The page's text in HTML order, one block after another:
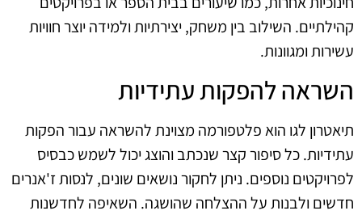
קהילתיים. השילוב בין משחק, יצירתיות ולמידה יוצר חוויות
עשירות ומגוונות.
השראה להפקות עתידיות
תיאטרון לגו הוא פלטפורמה מצוינת להשראה עבור הפקות
עתידיות. כל סיפור קצר שנכתב והוצג יכול לשמש כבסיס
לפרויקטים נוספים. ניתן לחקור נושאים שונים, לנסות ז'אנרים
חדשים ולבנות על ההצלחה שהושגה. השאיפה לחדשנות